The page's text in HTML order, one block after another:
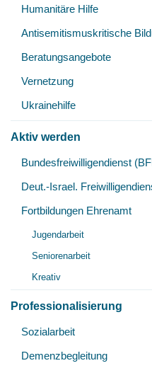
Humanitäre Hilfe
Antisemitismuskritische
Beratungsangebote
Vernetzung
Ukrainehilfe
Aktiv werden
Bundesfreiwilligendienst
Deut.-Israel.
Fortbildungen Ehrenamt
Jugendarbeit
Seniorenarbeit
Kreativ
Professionalisierung
Sozialarbeit
Demenzbegleitung